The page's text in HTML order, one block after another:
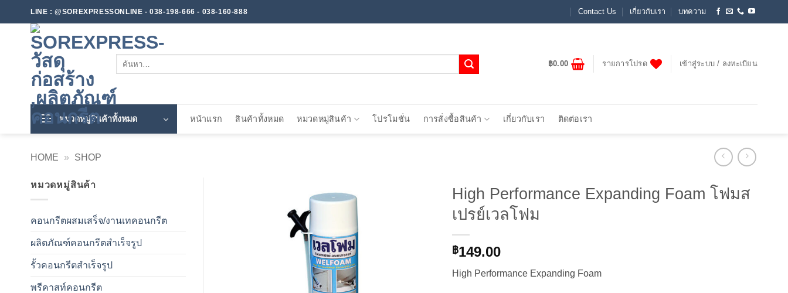
ไป
LINE : @SOREXPRESSONLINE - 038-198-666 - 038-160-888 Contact Us เกี่ยวกับเรา บทความ
ค้นหา:
฿0.00 รายการโปรด เข้าสู่ระบบ / ลงทะเบียน
หมวดหมู่สินค้าทั้งหมด หน้าแรก สินค้าทั้งหมด หมวดหมู่สินค้า โปรโมชั่น การสั่งซื้อสินค้า เกี่ยวกับเรา ติดต่อเรา
HOME » SHOP
หมวดหมู่สินค้า
คอนกรีตผสมเสร็จ/งานเทคอนกรีต
ผลิตภัณฑ์คอนกรีตสำเร็จรูป
รั้วคอนกรีตสำเร็จรูป
พรีคาสท์คอนกรีต
High Performance Expanding Foam โฟมส
เปรย์เวลโฟม
฿149.00
High Performance Expanding Foam